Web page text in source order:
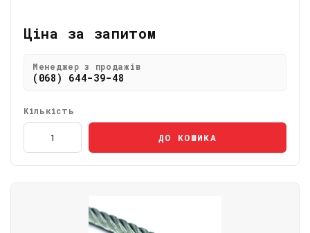
Ціна за запитом
Менеджер з продажів
(068) 644-39-48
Кількість
ДО КОШИКА